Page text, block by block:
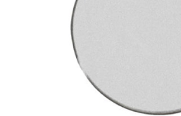
IMARC CIRCLE SMALL,
Anmelden, um